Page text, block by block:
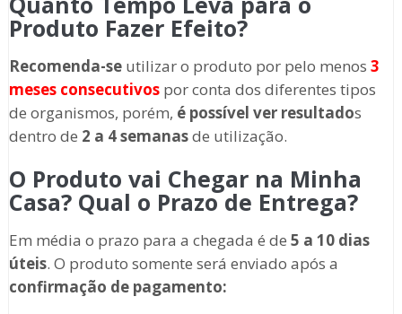
Produto Fazer Efeito?
Recomenda-seutilizar o produto por pelo menos 3
meses consecutivospor conta dos diferentes tipos
de organismos, porém, é possível ver resultados
dentro de 2 a 4 semanasde utilização.
O Produto vai Chegar na Minha
Casa? Qual o Prazo de Entrega?
Em média o prazo para a chegada é de 5 a 10 dias
úteis. O produto somente será enviado após a
confirmação de pagamento: